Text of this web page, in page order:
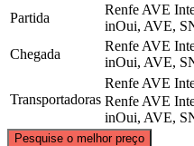
Partida
Renfe AVE
inOui, AVE,
Chegada
Renfe AVE
inOui, AVE,
Transportadoras
Renfe AVE
Renfe AVE
inOui, AVE,
Pesquise o melhor preço